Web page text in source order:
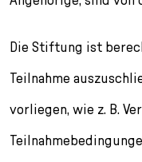
Die Stiftung ist
Teilnahme
vorliegen, wie z. B.